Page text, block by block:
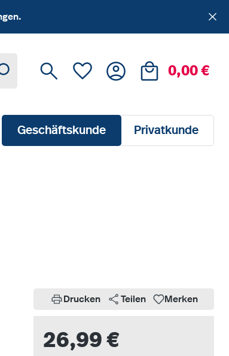
Du hast 0 Produkte auf dem
0,00 €
Geschäftskunde Privatkunde
Drucken
Teilen Merken
26,99 €